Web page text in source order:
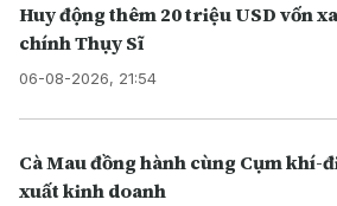
Huy động thêm 20 triệu USD vốn
chính Thụy Sĩ
06-08-2026, 21:54
Cà Mau đồng hành cùng Cụm
xuất kinh doanh